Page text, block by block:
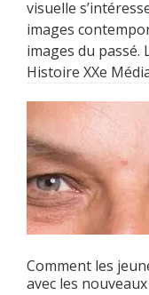
visuelle
images
images du passé.
Histoire XXe
Comment les
avec les